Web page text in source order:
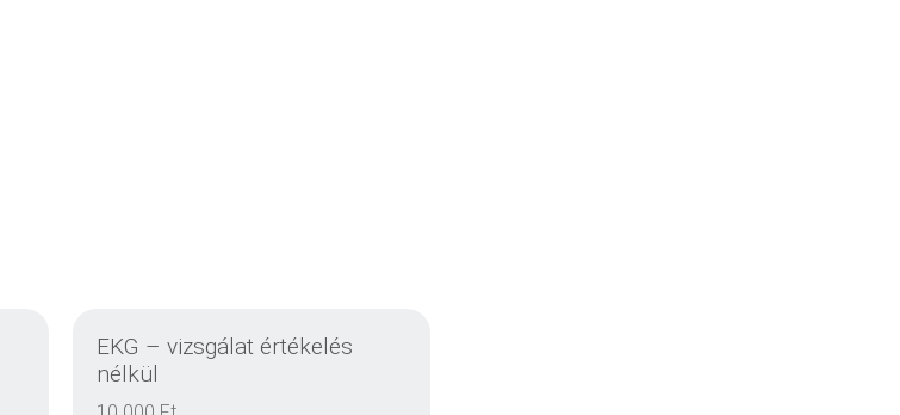
EKG – vizsgálat értékelés
nélkül